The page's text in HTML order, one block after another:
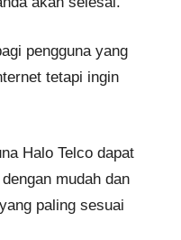
pengguna yang
tetapi ingin
Halo Telco dapat
mudah dan
paling sesuai